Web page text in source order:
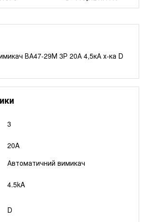
ВА47-29М 3Р 20А 4,5кА х-ка D
3
20A
Автоматичний вимикач
4.5kA
D